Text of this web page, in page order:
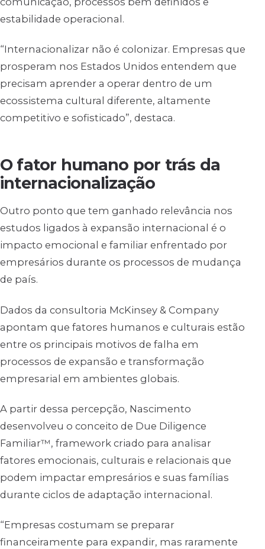
estabilidade operacional.
“Internacionalizar não é colonizar. Empresas que
prosperam nos Estados Unidos entendem que
precisam aprender a operar dentro de um
ecossistema cultural diferente, altamente
competitivo e sofisticado”, destaca.
O fator humano por trás da
internacionalização
Outro ponto que tem ganhado relevância nos
estudos ligados à expansão internacional é o
impacto emocional e familiar enfrentado por
empresários durante os processos de mudança
de país.
Dados da consultoria McKinsey & Company
apontam que fatores humanos e culturais estão
entre os principais motivos de falha em
processos de expansão e transformação
empresarial em ambientes globais.
A partir dessa percepção, Nascimento
desenvolveu o conceito de Due Diligence
Familiar™, framework criado para analisar
fatores emocionais, culturais e relacionais que
podem impactar empresários e suas famílias
durante ciclos de adaptação internacional.
“Empresas costumam se preparar
financeiramente para expandir, mas raramente